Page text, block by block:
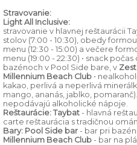
Stravovanie:
Light All Inclusive:
stravovanie v hlavnej reštaurácii
stolov (7:00 - 10:30), obedy
menu (12:30 - 15:00) a večere
menu (19:00 - 22:30) • snack počas
bazénoch v Pool Side bare, v
Millennium Beach Club •
kakao, perlivá a neperlivá
mango, ananás, jablko,
nepodávajú alkoholické nápoje.
Reštaurácie: Taybat - hlavná
carte reštaurácia s tradičnou
Bary: Pool Side bar - bar pri
Millennium Beach Club - bar na